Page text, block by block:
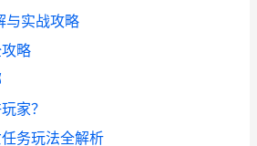
与实战攻略
略
家？
务玩法全解析